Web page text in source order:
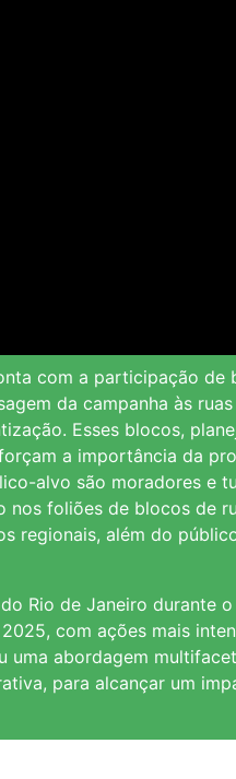
com a participação de
da campanha às
Esses blocos,
a importância da
alvo são moradores e
foliões de blocos de
regionais, além do
Rio de Janeiro durante
com ações mais
uma abordagem
para alcançar um